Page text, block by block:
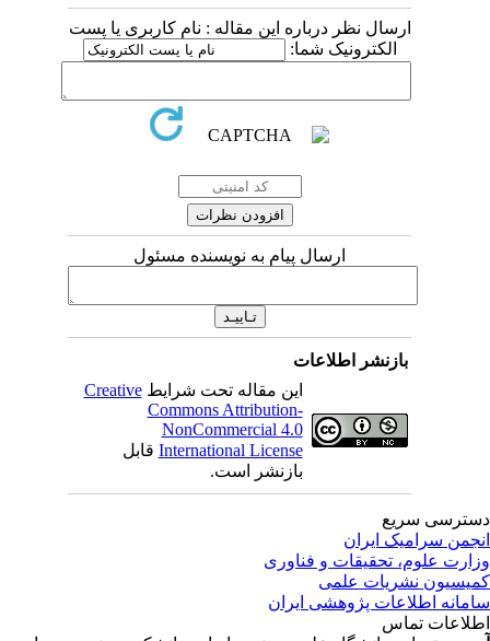
ارسال نظر درباره این مقاله : نام کاربری یا پست
الکترونیک شما:
ارسال پیام به نویسنده مسئول
بازنشر اطلاعات
این مقاله تحت شرایطCreative
Commons Attribution-
NonCommercial 4.0
International Licenseقابل
بازنشر است.
سریع
سرامیک ایران
علوم، تحقیقات و فناوری
نشریات علمی
اطلاعات پژوهشی ایران
تماس